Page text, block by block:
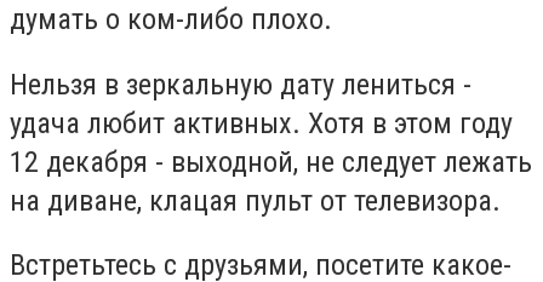
думать о ком-либо плохо.
Нельзя в зеркальную дату лениться -
удача любит активных. Хотя в этом году
12 декабря - выходной, не следует лежать
на диване, клацая пульт от телевизора.
Встретьтесь с друзьями, посетите какое-